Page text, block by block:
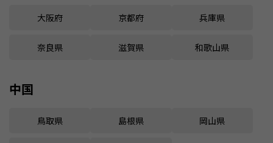
大阪府 京都府 兵庫県
奈良県 滋賀県 和歌山県
中国
鳥取県 島根県 岡山県